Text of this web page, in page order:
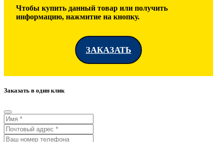
Чтобы купить данный товар или получить
информацию, нажмитие на кнопку.
ЗАКАЗАТЬ
Заказать в один клик